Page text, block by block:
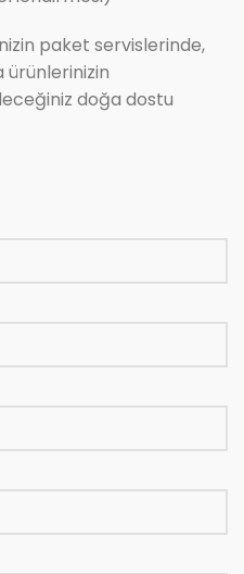
paket servislerinde,
ürünlerinizin
doğa dostu